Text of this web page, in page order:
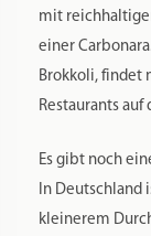
mit
einer
Brokkoli, findet
Restaurants auf
Es gibt noch
In Deutschland
kleinerem